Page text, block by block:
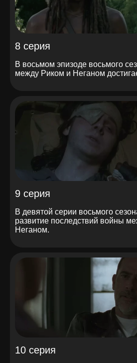
8 серия
В восьмом эпизоде восьмого
между Риком и Неганом
9 серия
В девятой серии восьмого
развитие последствий войны
Неганом.
10 серия